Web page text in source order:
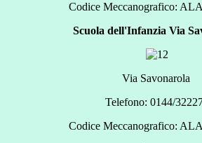
Codice Meccanografico:
Scuola dell'Infanzia Via
Via Savonarola
Telefono: 0144/
Codice Meccanografico: